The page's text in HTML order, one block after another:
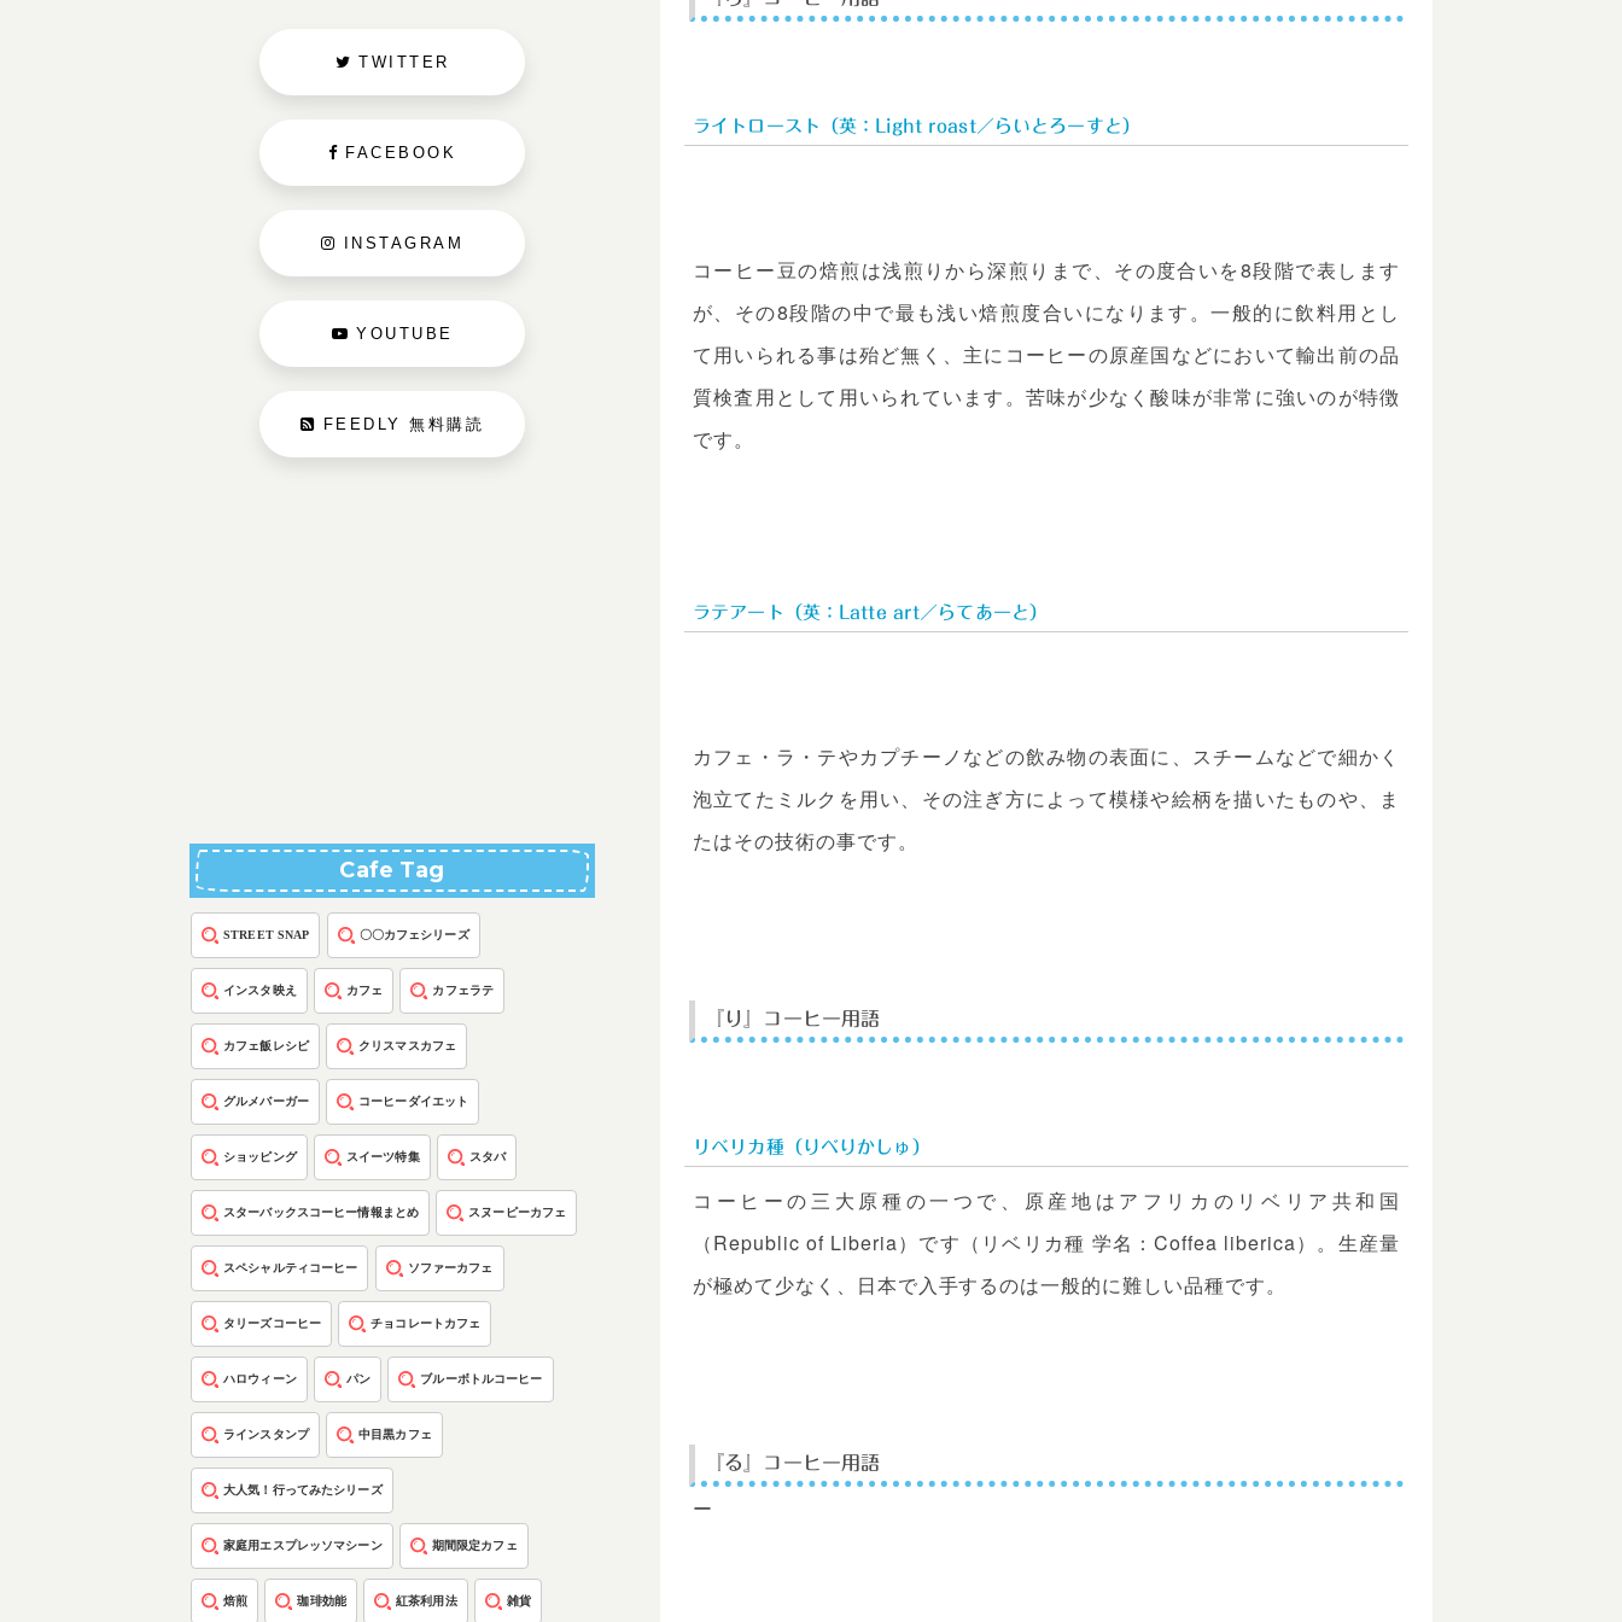
ライトロースト（英：Light roast／らいとろーすと）
コーヒー豆の焙煎は浅煎りから深煎りまで、その度合いを8段階で表します
が、その8段階の中で最も浅い焙煎度合いになります。一般的に飲料用とし
て用いられる事は殆ど無く、主にコーヒーの原産国などにおいて輸出前の品
質検査用として用いられています。苦味が少なく酸味が非常に強いのが特徴
です。
ラテアート（英：Latte art／らてあーと）
カフェ・ラ・テやカプチーノなどの飲み物の表面に、スチームなどで細かく
泡立てたミルクを用い、その注ぎ方によって模様や絵柄を描いたものや、ま
たはその技術の事です。
『り』コーヒー用語
リベリカ種（りべりかしゅ）
コーヒーの三大原種の一つで、原産地はアフリカのリベリア共和国
（Republic of Liberia）です（リベリカ種 学名：Coffea liberica）。生産量
が極めて少なく、日本で入手するのは一般的に難しい品種です。
『る』コーヒー用語
ー
TWITTER
FACEBOOK
INSTAGRAM
YOUTUBE
FEEDLY 無料購読
Cafe Tag
STREET SNAP 〇〇カフェシリーズ
インスタ映え カフェ カフェラテ
カフェ飯レシピ クリスマスカフェ
グルメバーガー コーヒーダイエット
ショッピング スイーツ特集 スタバ
スターバックスコーヒー情報まとめ スヌーピーカフェ
スペシャルティコーヒー ソファーカフェ
タリーズコーヒー チョコレートカフェ
ハロウィーン パン ブルーボトルコーヒー
ラインスタンプ 中目黒カフェ
大人気！行ってみたシリーズ
家庭用エスプレッソマシーン 期間限定カフェ
焙煎 珈琲効能 紅茶利用法 雑貨